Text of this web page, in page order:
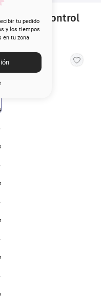
tu pedido
y los tiempos
en tu zona
Control